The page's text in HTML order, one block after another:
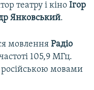
театру і кіно Ігор
Янковський.
мовлення Радіо
105,9 МГц.
мовами